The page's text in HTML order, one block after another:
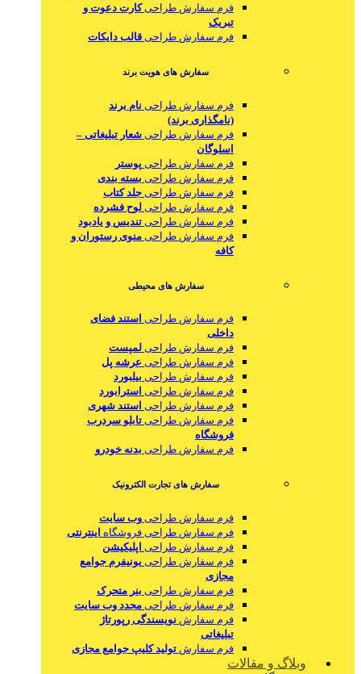
فرم سفارش طراحیکارت دعوت و
تبریک
فرم سفارش طراحی قالب دایکات
سفارش های هویت برند
فرم سفارش طراحی نام برند
(نامگذاری برند)
فرم سفارش طراحی شعار تبلیغاتی –
اسلوگان
فرم سفارش طراحی پوستر
فرم سفارش طراحی بسته بندی
فرم سفارش طراحی جلد کتاب
فرم سفارش طراحی لوح فشرده
فرم سفارش طراحی تندیس و یادبود
فرم سفارش طراحی منوی رستوران و
کافه
سفارش های محیطی
فرم سفارش طراحی استند فضای
داخلی
فرم سفارش طراحی لمپست
فرم سفارش طراحی عرشه پل
فرم سفارش طراحی بیلبورد
فرم سفارش طراحی استرابورد
فرم سفارش طراحی استند شهری
فرم سفارش طراحی تابلو سردرب
فروشگاه
فرم سفارش طراحی بدنه خودرو
سفارش های تجارت الکترونیک
فرم سفارش طراحی وب سایت
فرم سفارش طراحی فروشگاه اینترنتی
فرم سفارش طراحی اپلیکیشن
فرم سفارش طراحی یونیفرم جوامع
مجازی
فرم سفارش طراحی بنر متحرک
فرم سفارش طراحی مجدد وب سایت
فرم سفارش نویسندگی رپورتاژ
تبلیغاتی
فرم سفارش تولید کلیپ جوامع مجازی
وبلاگ و مقالات